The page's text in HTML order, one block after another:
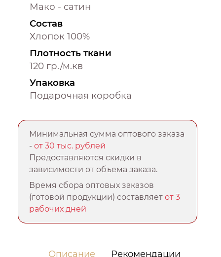
Мако - сатин
Состав
Хлопок 100%
Плотность ткани
120 гр./м.кв
Упаковка
Подарочная коробка
Минимальная сумма оптового заказа
-от 30 тыс. рублей
Предоставляются скидки в
зависимости от объема заказа.
Время сбора оптовых заказов
(готовой продукции) составляетот 3
рабочих дней
Описание Рекомендации